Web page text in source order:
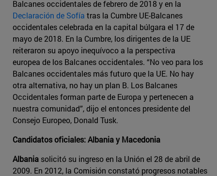
Balcanes occidentales de febrero de 2018 y en la
Declaración de Sofía tras la Cumbre UE-Balcanes
occidentales celebrada en la capital búlgara el 17 de
mayo de 2018. En la Cumbre, los dirigentes de la UE
reiteraron su apoyo inequívoco a la perspectiva
europea de los Balcanes occidentales. “No veo para los
Balcanes occidentales más futuro que la UE. No hay
otra alternativa, no hay un plan B. Los Balcanes
Occidentales forman parte de Europa y pertenecen a
nuestra comunidad”, dijo el entonces presidente del
Consejo Europeo, Donald Tusk.
Candidatos oficiales: Albania y Macedonia
Albania solicitó su ingreso en la Unión el 28 de abril de
2009. En 2012, la Comisión constató progresos notables